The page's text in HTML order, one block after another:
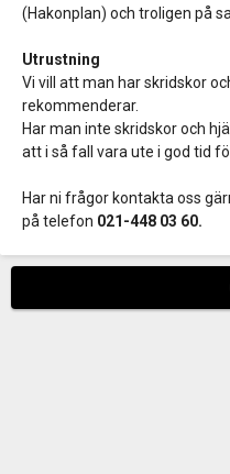
(Hakonplan) och troligen på
Utrustning
Vi vill att man har skridskor
rekommenderar.
Har man inte skridskor och
att i så fall vara ute i god tid
Har ni frågor kontakta oss
på telefon 021-448 03 60.